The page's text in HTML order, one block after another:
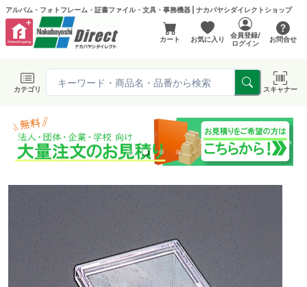
アルバム・フォトフレーム・証書ファイル・文具・事務機器 | ナカバヤシダイレクトショップ
カート お気に入り
会員登録/
ログイン
お問合せ
カテゴリ スキャナー